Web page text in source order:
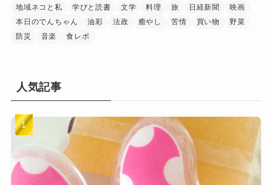
地域ネコと私
学びと読書 文学 料理 旅 日経新聞
映画
本日のでんちゃん
油彩 法政 癒やし 苦情 買い物
野菜
防災
音楽 食レポ
人気記事